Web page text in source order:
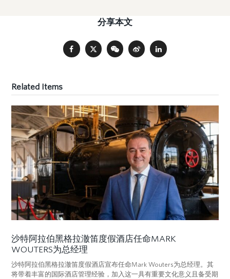
分享本文
Related Items
沙特阿拉伯黑格拉澈笛度假酒店任命MARK
WOUTERS为总经理
沙特阿拉伯黑格拉澈笛度假酒店宣布任命Mark Wouters为总经理。其
将带着丰富的国际酒店管理经验，加入这一具有重要文化意义且备受期